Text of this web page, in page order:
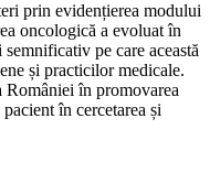
prin evidențierea modului
oncologică a evoluat în
pe care această
și practicilor medicale.
României în promovarea
în cercetarea și